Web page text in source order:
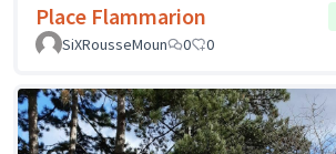
Place Flammarion
SiXRousseMoun
0 0